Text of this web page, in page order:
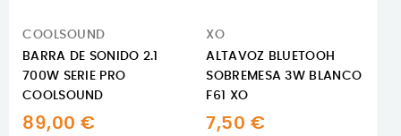
COOLSOUND
BARRA DE SONIDO 2.1
700W SERIE PRO
COOLSOUND
89,00 €
XO
ALTAVOZ BLUETOOH
SOBREMESA 3W BLANCO
F61 XO
7,50 €